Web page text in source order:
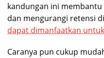
kandungan ini
dan mengurangi retensi
dapat dimanfaatkan
Caranya pun cukup